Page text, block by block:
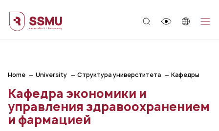
Home University Структура универститета Кафедры
Кафедра экономики и
управления здравоохранением
и фармацией